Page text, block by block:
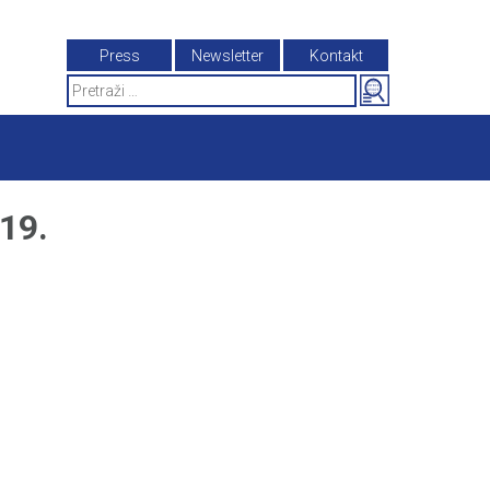
Press Newsletter
Kontakt
Search
for: